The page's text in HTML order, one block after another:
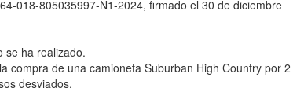
018-805035997-N1-2024, firmado el 30 de diciembre
se ha realizado.
compra de una camioneta Suburban High Country por 2
desviados.